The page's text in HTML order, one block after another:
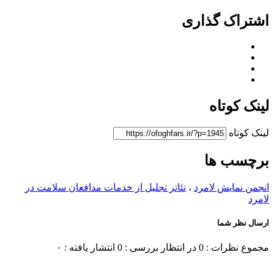
اشتراک گذاری
لینک کوتاه
لینک کوتاه
برچسب ها
انجمن نمایش لامرد ، تئاتر تجلیل از خدمات مدافعان سلامت در
لامرد
ارسال نظر شما
مجموع نظرات : 0 در انتظار بررسی : 0 انتشار یافته : ۰